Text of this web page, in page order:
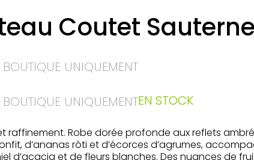
Coutet
BOUTIQUE UNIQUEMENT
BOUTIQUE UNIQUEMENTEN STOCK
raffinement. Robe dorée profonde aux reflets
d’ananas rôti et d’écorces d’agrumes,
d’acacia et de fleurs blanches. Des nuances de